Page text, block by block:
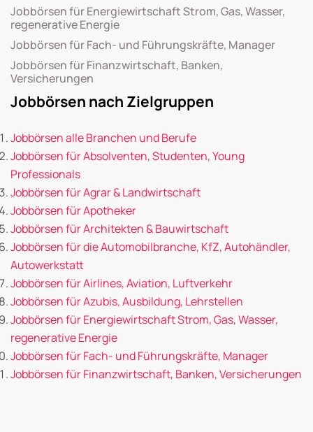
Jobbörsen für Energiewirtschaft Strom, Gas, Wasser,
regenerative Energie
Jobbörsen für Fach- und Führungskräfte, Manager
Jobbörsen für Finanzwirtschaft, Banken,
Versicherungen
Jobbörsen nach Zielgruppen
Jobbörsen alle Branchen und Berufe
Jobbörsen für Absolventen, Studenten, Young
Professionals
Jobbörsen für Agrar & Landwirtschaft
Jobbörsen für Apotheker
Jobbörsen für Architekten & Bauwirtschaft
Jobbörsen für die Automobilbranche, KfZ, Autohändler,
Autowerkstatt
Jobbörsen für Airlines, Aviation, Luftverkehr
Jobbörsen für Azubis, Ausbildung, Lehrstellen
Jobbörsen für Energiewirtschaft Strom, Gas, Wasser,
regenerative Energie
Jobbörsen für Fach- und Führungskräfte, Manager
Jobbörsen für Finanzwirtschaft, Banken, Versicherungen